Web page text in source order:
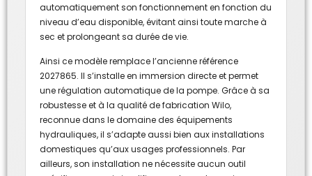
automatiquement son fonctionnement en fonction du
niveau d’eau disponible, évitant ainsi toute marche à
sec et prolongeant sa durée de vie.
Ainsi ce modèle remplace l’ancienne référence
2027865. Il s’installe en immersion directe et permet
une régulation automatique de la pompe. Grâce à sa
robustesse et à la qualité de fabrication Wilo,
reconnue dans le domaine des équipements
hydrauliques, il s’adapte aussi bien aux installations
domestiques qu’aux usages professionnels. Par
ailleurs, son installation ne nécessite aucun outil